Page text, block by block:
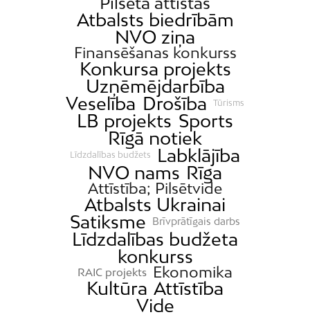
Atbalsts biedrībām
NVO ziņa
Finansēšanas konkurss
Konkursa projekts
Uzņēmējdarbība
Veselība Drošība Tūrisms
LB projekts Sports
Rīgā notiek
Līdzdalības budžets
Labklājība
NVO nams Rīga
Attīstība; Pilsētvide
Atbalsts Ukrainai
Satiksme
Brīvprātīgais darbs
Līdzdalības budžeta
konkurss
RAIC projekts Ekonomika
Kultūra Attīstība
Vide